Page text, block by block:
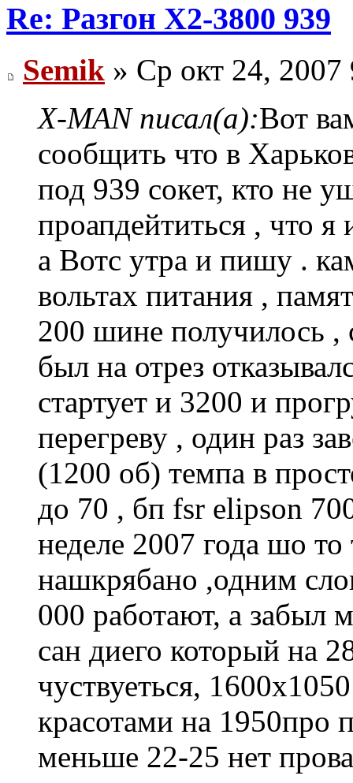
Re: Разгон Х2-3800 939
Semik » Ср окт 24, 2007
X-MAN писал(а):Вот
сообщить что в
под 939 сокет, кто не
проапдейтиться , что я
а Вотс утра и пишу .
вольтах питания ,
200 шине получилось ,
был на отрез
стартует и 3200 и
перегреву , один раз
(1200 об) темпа в
до 70 , бп fsr elipson
неделе 2007 года шо
нашкрябано ,одним
000 работают, а забыл
сан диего который на
чуствуеться,
красотами на 1950про
меньше 22-25 нет